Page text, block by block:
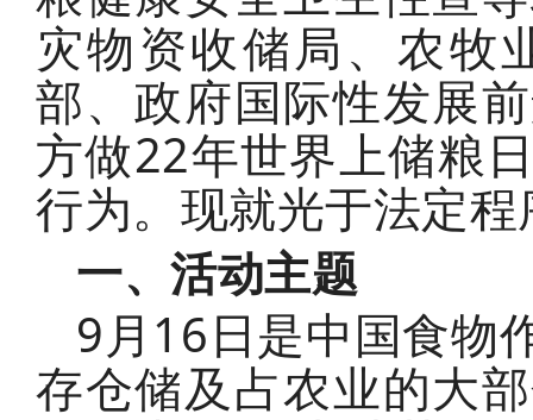
灾物资收储局、农牧
部、政府国际性发展
方做22年世界上储粮
行为。现就光于法定
一、活动主题
9月16日是中国食物
存仓储及占农业的大